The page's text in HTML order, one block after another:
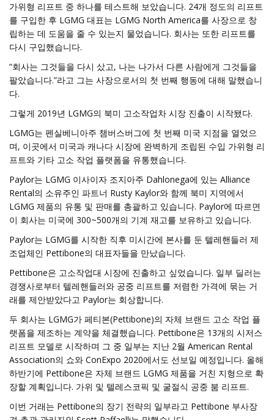
가위형 리프트 중 하나를 테스트해 보았습니다. 24개 정도의 리프트
를 구입한 후 LGMG 대표는 LGMG North America를 사장으로 창
립하는 데 도움을 줄 수 있는지 물었습니다. 회사는 또한 리프트를
다시 구입했습니다.
“회사는 그것들을 다시 샀고, 나는 나가서 다른 사람에게 그것들을
팔았습니다.”라고 그는 사장으로서의 첫 번째 행동에 대해 말했습니
다.
그렇게 2019년 LGMG의 북미 고소작업차 시장 진출이 시작됐다.
LGMG는 펜실베니아주 챔버스버그에 첫 번째 미국 지점을 열었으
며, 이곳에서 미국과 캐나다 시장에 완벽하게 조립된 수입 가위형 리
프트와 기타 고소 작업 플랫폼을 유통했습니다.
Paylor는 LGMG 이사이자 조지아주 Dahlonega에 있는 Alliance
Rental의 소유주인 파트너 Rusty Kaylor와 함께 북미 지역에서
LGMG 제품의 유통 및 판매를 총괄하고 있습니다. Paylor에 따르면
이 회사는 미국에 300~500개의 기계 재고를 보유하고 있습니다.
Paylor는 LGMG를 시작한 직후 미시간에 본사를 둔 텔레핸들러 제
조업체인 Pettibone의 대표자들을 만났습니다.
Pettibone은 고소작업대 시장에 진출하고 싶었습니다. 일부 딜러는
경쟁사로부터 텔레핸들러와 공중 리프트를 저렴한 가격에 묶는 거
래를 제안받았다고 Paylor는 회상합니다.
두 회사는 LGMG가 페티본(Pettibone)의 자체 브랜드 고소 작업 플
랫폼을 제조하는 계약을 체결했습니다. Pettibone은 13개의 시저스
리프트 모델로 시작하며 그 중 일부는 지난 2월 American Rental
Association의 쇼와 ConExpo 2020에서도 선보일 예정입니다. 올해
하반기에 Pettibone은 자체 브랜드 LGMG 제품을 거친 지형으로 확
장할 계획입니다. 가위 및 텔레스코픽 및 굴절식 공중 붐 리프트.
이번 거래는 Pettibone의 장기 전략의 일부라고 Pettibone 부사장